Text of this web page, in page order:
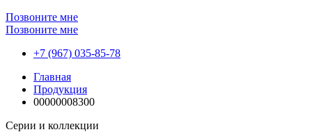
Позвоните мне
Позвоните мне
+7 (967) 035-85-78
Главная
Продукция
00000008300
Серии и коллекции